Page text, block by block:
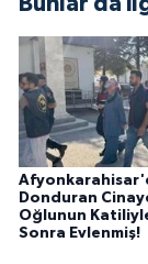
Donduran
Oğlunun
Sonra Evlenmiş!